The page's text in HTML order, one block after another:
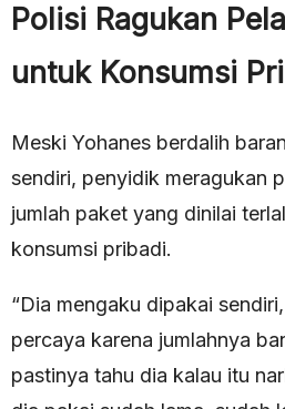
Polisi Ragukan
untuk Konsumsi
Meski Yohanes berdalih
sendiri, penyidik meragukan
jumlah paket yang dinilai
konsumsi pribadi.
“Dia mengaku dipakai
percaya karena jumlahnya
pastinya tahu dia kalau itu